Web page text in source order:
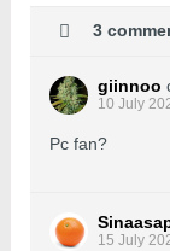
3
giinnoo
10 July
Pc fan?
15 July